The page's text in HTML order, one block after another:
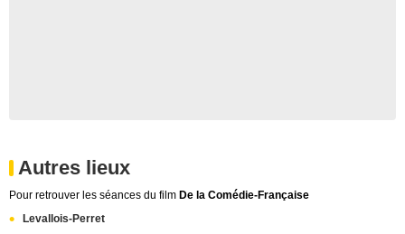
Autres lieux
Pour retrouver les séances du film De la Comédie-Française
Levallois-Perret